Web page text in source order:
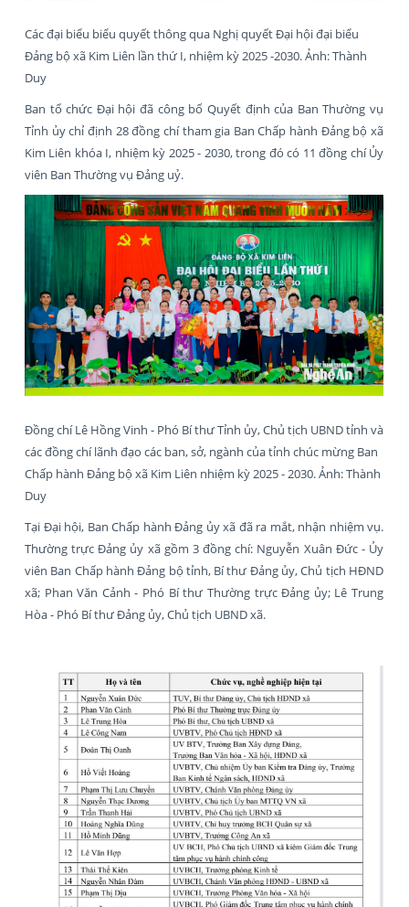
Các đại biểu biểu quyết thông qua Nghị quyết Đại hội đại biểu
Đảng bộ xã Kim Liên lần thứ I, nhiệm kỳ 2025 -2030. Ảnh: Thành
Duy
Ban tổ chức Đại hội đã công bố Quyết định của Ban Thường vụ
Tỉnh ủy chỉ định 28 đồng chí tham gia Ban Chấp hành Đảng bộ xã
Kim Liên khóa I, nhiệm kỳ 2025 - 2030, trong đó có 11 đồng chí Ủy
viên Ban Thường vụ Đảng uỷ.
Đồng chí Lê Hồng Vinh - Phó Bí thư Tỉnh ủy, Chủ tịch UBND tỉnh và
các đồng chí lãnh đạo các ban, sở, ngành của tỉnh chúc mừng Ban
Chấp hành Đảng bộ xã Kim Liên nhiệm kỳ 2025 - 2030. Ảnh: Thành
Duy
Tại Đại hội, Ban Chấp hành Đảng ủy xã đã ra mắt, nhận nhiệm vụ.
Thường trực Đảng ủy xã gồm 3 đồng chí: Nguyễn Xuân Đức - Ủy
viên Ban Chấp hành Đảng bộ tỉnh, Bí thư Đảng ủy, Chủ tịch HĐND
xã; Phan Văn Cảnh - Phó Bí thư Thường trực Đảng ủy; Lê Trung
Hòa - Phó Bí thư Đảng ủy, Chủ tịch UBND xã.